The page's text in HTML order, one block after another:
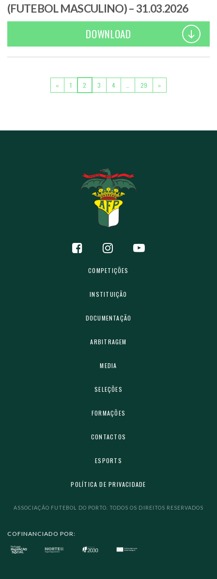
(FUTEBOL MASCULINO) – 31.03.2026
DOWNLOAD
POSTS NAVIGATION
« 1 2 3 4 … 29 »
COMPETIÇÕES
INSTITUIÇÃO
DOCUMENTAÇÃO
ARBITRAGEM
MEDIA
SELEÇÕES
FORMAÇÕES
CONTACTOS
ESPORTS
POLÍTICA DE PRIVACIDADE
ASSOCIAÇÃO FUTEBOL DO PORTO. TODOS OS DIREITOS RESERVADOS
COFINANCIADO POR: